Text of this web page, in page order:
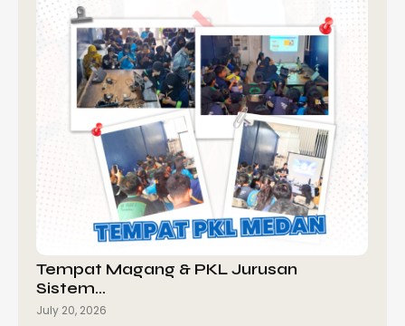
Tempat Magang & PKL Jurusan
Sistem…
July 20, 2026